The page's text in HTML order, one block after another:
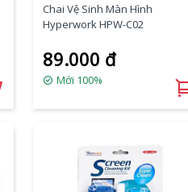
Chai Vệ Sinh Màn Hình
Hyperwork HPW-C02
89.000 đ
Mới 100%